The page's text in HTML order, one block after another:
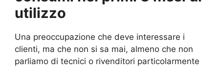
utilizzo
Una preoccupazione che deve interessare i
clienti, ma che non si sa mai, almeno che non
parliamo di tecnici o rivenditori particolarmente